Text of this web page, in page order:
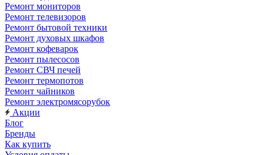
Ремонт мониторов
Ремонт телевизоров
Ремонт бытовой техники
Ремонт духовых шкафов
Ремонт кофеварок
Ремонт пылесосов
Ремонт СВЧ печей
Ремонт термопотов
Ремонт чайников
Ремонт электромясорубок
Акции
Блог
Бренды
Как купить